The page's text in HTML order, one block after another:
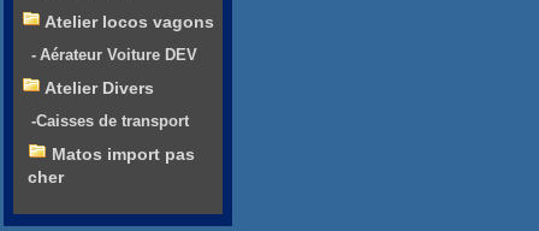
Atelier locos vagons
- Aérateur Voiture DEV
Atelier Divers
-Caisses de transport
Matos import pas
cher